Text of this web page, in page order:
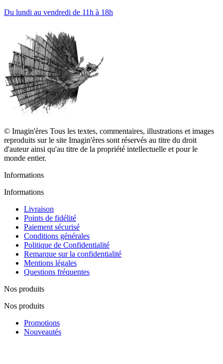
Du lundi au vendredi de 11h à 18h
© Imagin'ères Tous les textes, commentaires, illustrations et images
reproduits sur le site Imagin'ères sont réservés au titre du droit
d'auteur ainsi qu'au titre de la propriété intellectuelle et pour le
monde entier.
Informations
Informations
Livraison
Points de fidélité
Paiement sécurisé
Conditions générales
Politique de Confidentialité
Remarque sur la confidentialité
Mentions légales
Questions fréquentes
Nos produits
Nos produits
Promotions
Nouveautés